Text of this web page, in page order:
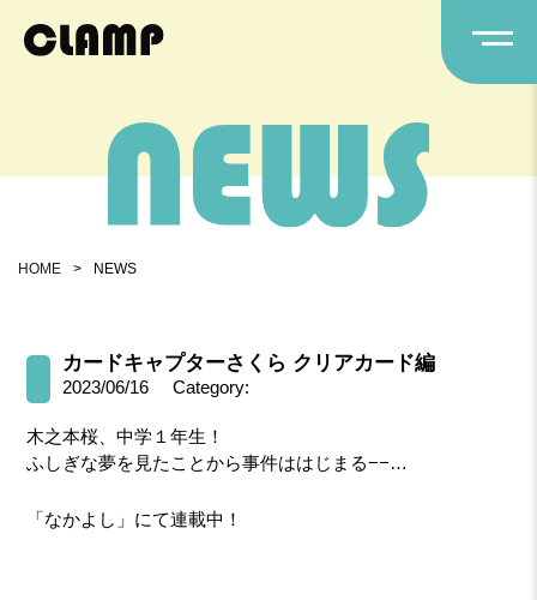
HOME > NEWS
カードキャプターさくら クリアカード編
2023/06/16 Category:
木之本桜、中学１年生！
ふしぎな夢を見たことから事件ははじまる−−…
「なかよし」にて連載中！